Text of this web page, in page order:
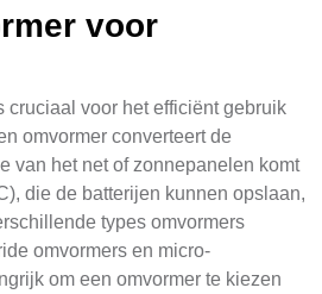
voor
cruciaal voor het efficiënt gebruik
omvormer converteert de
van het net of zonnepanelen komt
die de batterijen kunnen opslaan,
types omvormers
omvormers en micro-
om een omvormer te kiezen